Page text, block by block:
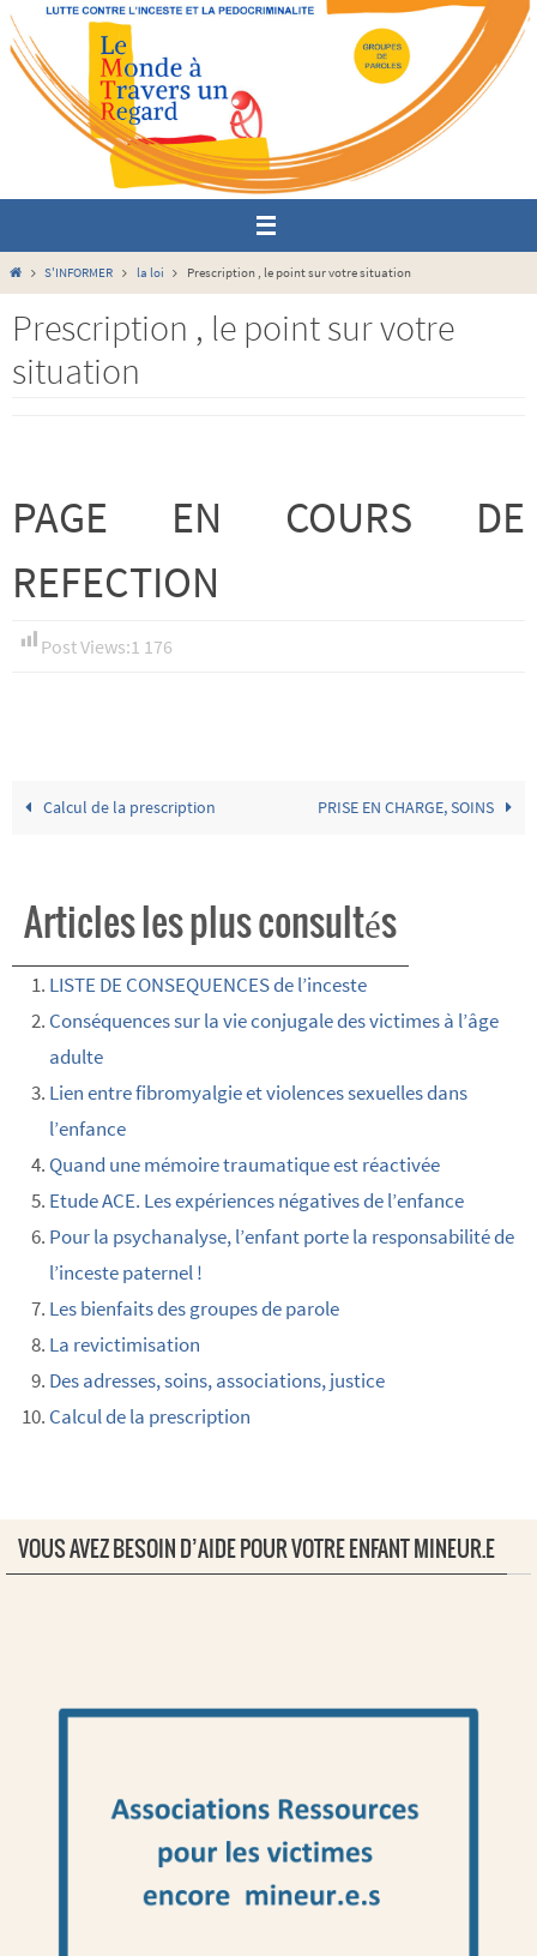
Passer
vers
contenu
HomeS'INFORMER la loi Prescription , le point sur votre situation
Prescription , le point sur votre
situation
PAGE EN COURS DE
REFECTION
Post Views:1 176
Calcul de la prescription PRISE EN CHARGE, SOINS
Articles les plus consultés
LISTE DE CONSEQUENCES de l’inceste
Conséquences sur la vie conjugale des victimes à l’âge
adulte
Lien entre fibromyalgie et violences sexuelles dans
l’enfance
Quand une mémoire traumatique est réactivée
Etude ACE. Les expériences négatives de l’enfance
Pour la psychanalyse, l’enfant porte la responsabilité de
l’inceste paternel !
Les bienfaits des groupes de parole
La revictimisation
Des adresses, soins, associations, justice
Calcul de la prescription
VOUS AVEZ BESOIN D’AIDE POUR VOTRE ENFANT MINEUR.E